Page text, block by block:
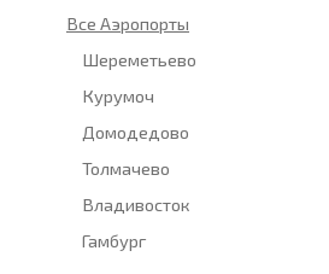
Все Аэропорты
Шереметьево
Курумоч
Домодедово
Толмачево
Владивосток
Гамбург